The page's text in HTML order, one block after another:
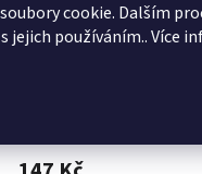
cookie. Dalším
jejich používáním.. Více
na gumě